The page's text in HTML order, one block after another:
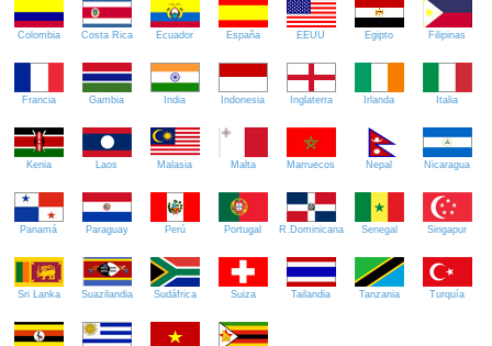
Colombia Costa Rica Ecuador España EEUU Egipto Filipinas
Francia Gambia India Indonesia Inglaterra Irlanda Italia
Kenia Laos Malasia Malta Marruecos Nepal Nicaragua
Panamá Paraguay Perú Portugal R.Dominicana Senegal Singapur
Sri Lanka Suazilandia Sudáfrica Suiza Tailandia Tanzania Turquía